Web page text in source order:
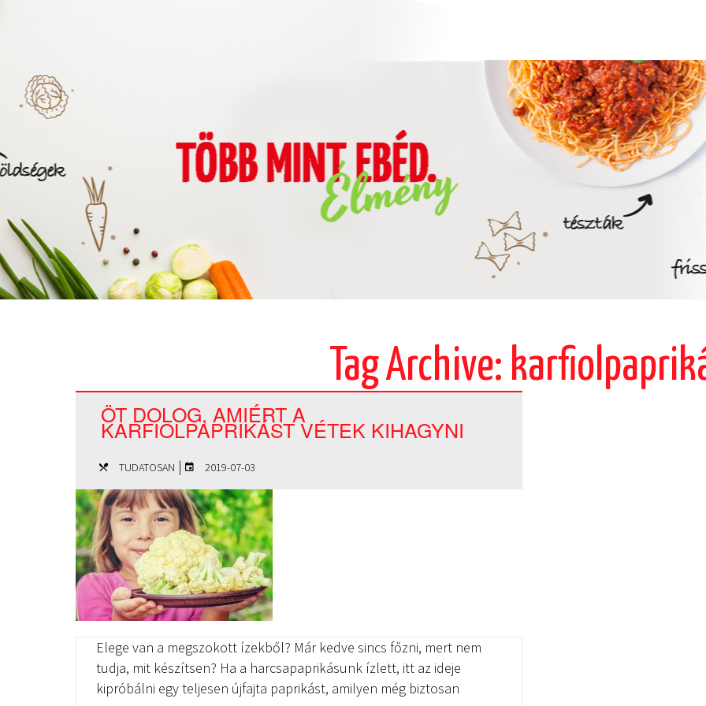
Tag Archive:
ÖT DOLOG, AMIÉRT A
KARFIOLPAPRIKÁST VÉTEK KIHAGYNI
TUDATOSAN | 2019-07-03
Elege van a megszokott ízekből? Már kedve sincs főzni, mert nem
tudja, mit készítsen? Ha a harcsapaprikásunk ízlett, itt az ideje
kipróbálni egy teljesen újfajta paprikást, amilyen még biztosan